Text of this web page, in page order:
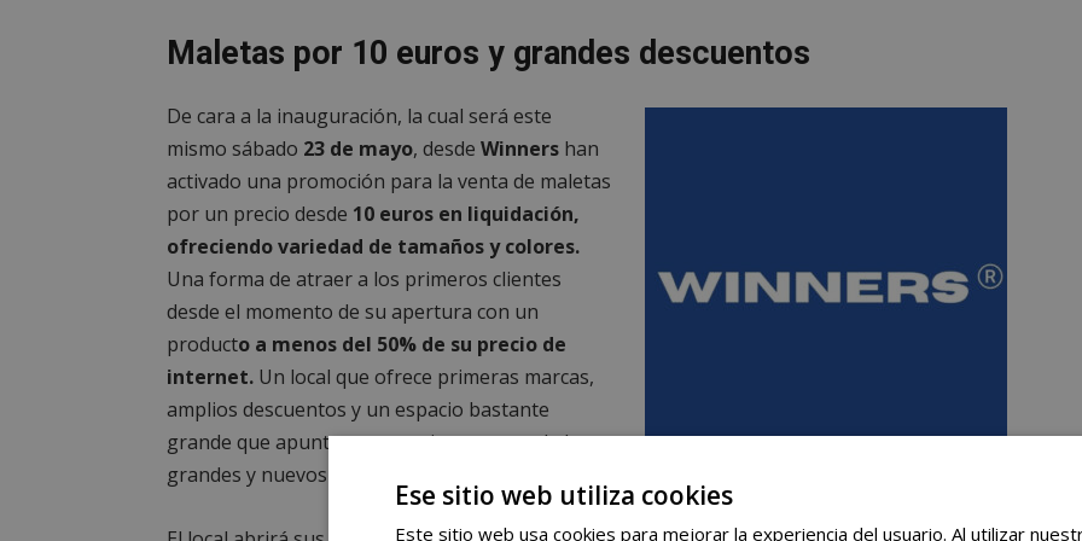
Maletas por 10 euros y grandes descuentos
Abre en Móstoles un nuevo outlet de oportunidades:
maletas por 10 euros, electrónica, caja sorpresa y más
De cara a la inauguración, la cual será este
mismo sábado 23 de mayo, desde Winners han
activado una promoción para la venta de maletas
por un precio desde 10 euros en liquidación,
ofreciendo variedad de tamaños y colores.
Una forma de atraer a los primeros clientes
desde el momento de su apertura con un
producto a menos del 50% de su precio de
internet. Un local que ofrece primeras marcas,
amplios descuentos y un espacio bastante
grande que apunta a convertirse en uno de los
grandes y nuevos focos del comercio mostoleño.
Ese sitio web utiliza cookies
Este sitio web usa cookies para mejorar la experiencia del usuario. Al utilizar